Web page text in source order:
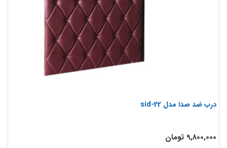
درب ضد صدا مدل sid-22
9,800,000 تومان